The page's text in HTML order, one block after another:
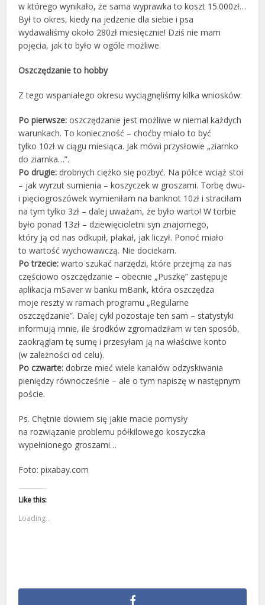
w którego wynikało, że sama wyprawka to koszt 15.000zł…
Był to okres, kiedy na jedzenie dla siebie i psa
wydawaliśmy około 280zł miesięcznie! Dziś nie mam
pojęcia, jak to było w ogóle możliwe.
Oszczędzanie to hobby
Z tego wspaniałego okresu wyciągnęliśmy kilka wniosków:
Po pierwsze: oszczędzanie jest możliwe w niemal każdych
warunkach. To konieczność – choćby miało to być
tylko 10zł w ciągu miesiąca. Jak mówi przysłowie „ziarnko
do ziarnka…”.
Po drugie: drobnych ciężko się pozbyć. Na półce wciąż stoi
– jak wyrzut sumienia – koszyczek w groszami. Torbę dwu-
i pięciogroszówek wymieniłam na banknot 10zł i straciłam
na tym tylko 3zł – dalej uważam, że było warto! W torbie
było ponad 13zł – dziewięcioletni syn znajomego,
który ją od nas odkupił, płakał, jak liczył. Ponoć miało
to wartość wychowawczą. Nie dociekam.
Po trzecie: warto szukać narzędzi, które przejmą za nas
częściowo oszczędzanie – obecnie „Puszkę” zastępuje
aplikacja mSaver w banku mBank, która oszczędza
moje reszty w ramach programu „Regularne
oszczędzanie”. Dalej cykl pozostaje ten sam – statystyki
informują mnie, ile środków zgromadziłam w ten sposób,
zaokrąglam tę sumę i przesyłam ją na właściwe konto
(w zależności od celu).
Po czwarte: dobrze mieć wiele kanałów odzyskiwania
pieniędzy równocześnie – ale o tym napiszę w następnym
poście.
Ps. Chętnie dowiem się jakie macie pomysły
na rozwiązanie problemu półkilowego koszyczka
wypełnionego groszami…
Foto: pixabay.com
Like this:
Loading...